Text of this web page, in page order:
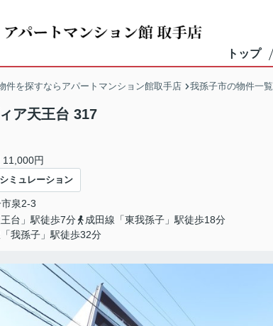
トップ
件を探すならアパートマンション館取手店 我孫子市の物件一覧
ア天王台 317
円
ミュレーション
泉2-3
台」駅徒歩7分
成田線「東我孫子」駅徒歩18分
我孫子」駅徒歩32分